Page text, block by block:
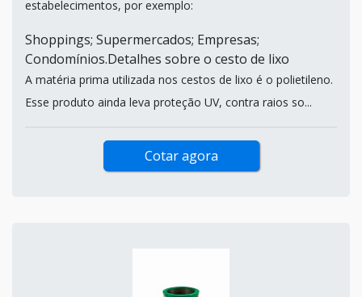
estabelecimentos, por exemplo:
Shoppings; Supermercados; Empresas;
Condomínios.Detalhes sobre o cesto de lixo
A matéria prima utilizada nos cestos de lixo é o polietileno.
Esse produto ainda leva proteção UV, contra raios so...
Cotar agora